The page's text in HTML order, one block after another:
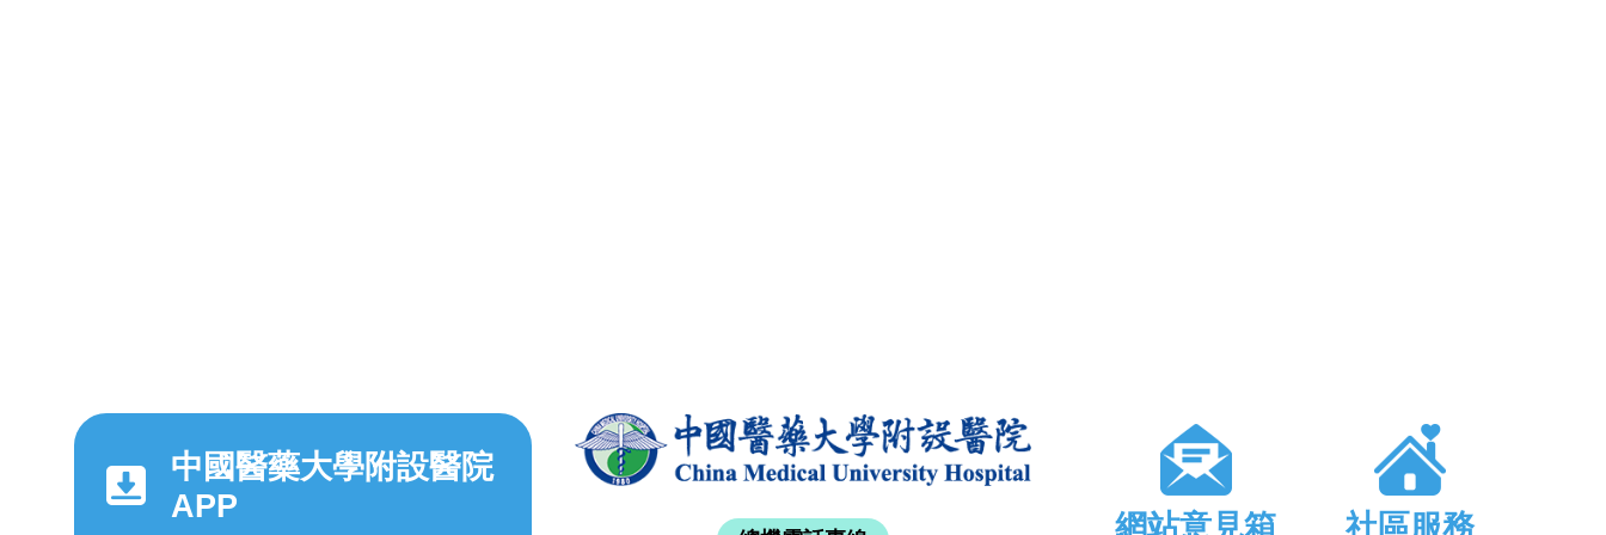
中國醫藥大學附設醫院
APP
網站意見箱 社區服務